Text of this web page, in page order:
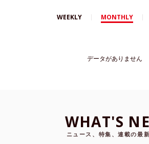
WEEKLY MONTHLY
データがありません
WHAT'S
ニュース、特集、連載の最